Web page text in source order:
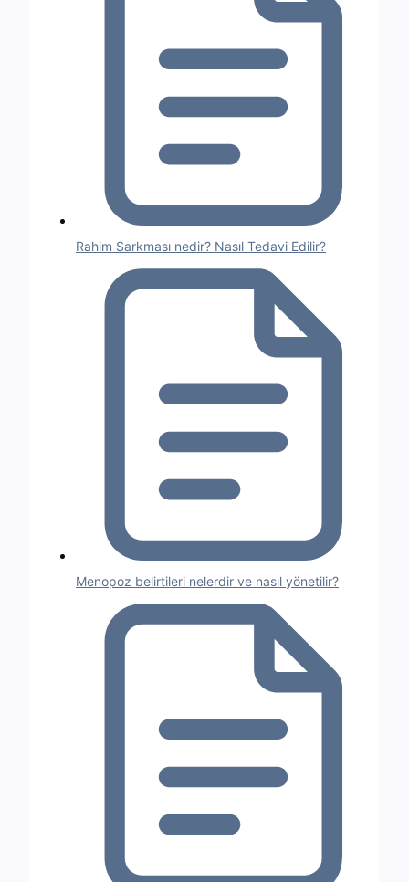
Rahim Sarkması nedir? Nasıl Tedavi Edilir?
Menopoz belirtileri nelerdir ve nasıl yönetilir?